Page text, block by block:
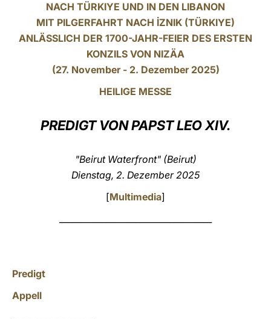
中文
LATINE
NACH TÜRKIYE UND IN DEN LIBANON
MIT PILGERFAHRT NACH İZNIK (TÜRKIYE)
ANLÄSSLICH DER 1700-JAHR-FEIER DES ERSTEN
KONZILS VON NIZÄA
(27. November - 2. Dezember 2025)
HEILIGE MESSE
PREDIGT VON PAPST LEO XIV.
"Beirut Waterfront" (Beirut)
Dienstag, 2. Dezember 2025
[Multimedia]
Predigt
Appell